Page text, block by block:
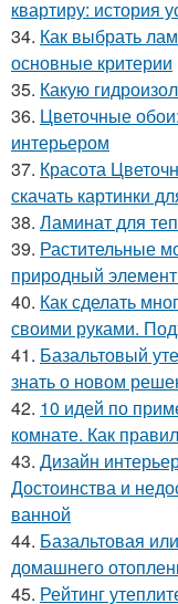
квартиру: история
34. Как выбрать
основные критерии
35. Какую
36. Цветочные
интерьером
37. Красота
скачать картинки
38. Ламинат для
39. Растительные
природный
40. Как сделать
своими руками.
41. Базальтовый
знать о новом
42. 10 идей по
комнате. Как
43. Дизайн
Достоинства и
ванной
44. Базальтовая
домашнего
45. Рейтинг